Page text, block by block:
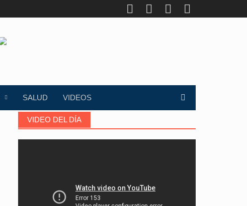
SALUD VIDEOS
VIDEO DEL DÍA